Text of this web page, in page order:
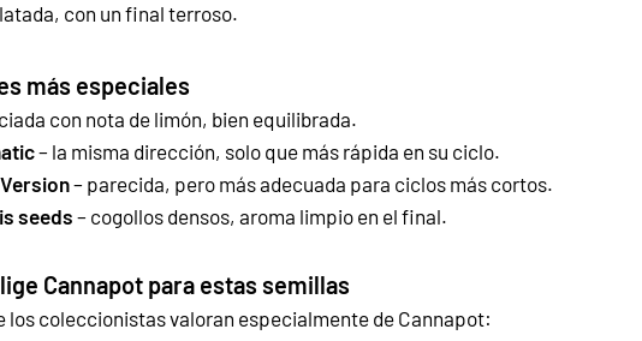
con un final terroso.
más especiales
con nota de limón, bien equilibrada.
– la misma dirección, solo que más rápida en su ciclo.
– parecida, pero más adecuada para ciclos más cortos.
seeds – cogollos densos, aroma limpio en el final.
Cannapot para estas semillas
los coleccionistas valoran especialmente de Cannapot: